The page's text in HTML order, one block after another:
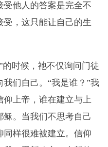
他人的答案是完全不
受，这只能让自己的生
时候，祂不仅询问门徒
们自己。“我是谁？”我
上帝，谁在建立与上
。当我们不思考自己
同样很难被建立。信仰